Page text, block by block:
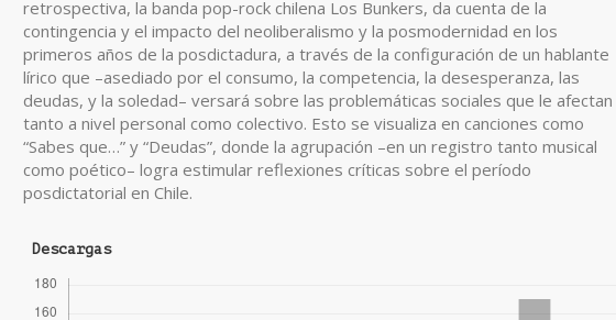
retrospectiva, la banda pop-rock chilena Los Bunkers, da cuenta de la
contingencia y el impacto del neoliberalismo y la posmodernidad en los
primeros años de la posdictadura, a través de la configuración de un hablante
lírico que –asediado por el consumo, la competencia, la desesperanza, las
deudas, y la soledad– versará sobre las problemáticas sociales que le afectan
tanto a nivel personal como colectivo. Esto se visualiza en canciones como
“Sabes que…” y “Deudas”, donde la agrupación –en un registro tanto musical
como poético– logra estimular reflexiones críticas sobre el período
posdictatorial en Chile.
Descargas